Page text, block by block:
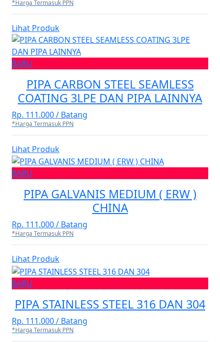
*Harga Termasuk PPN
Lihat Produk
BARU
PIPA CARBON STEEL SEAMLESS
COATING 3LPE DAN PIPA LAINNYA
Rp. 111.000 / Batang
*Harga Termasuk PPN
Lihat Produk
BARU
PIPA GALVANIS MEDIUM ( ERW )
CHINA
Rp. 111.000 / Batang
*Harga Termasuk PPN
Lihat Produk
BARU
PIPA STAINLESS STEEL 316 DAN 304
Rp. 111.000 / Batang
*Harga Termasuk PPN